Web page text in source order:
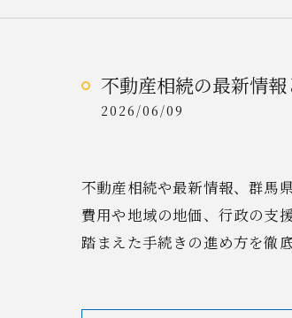
不動産相続の最新情
2026/06/09
不動産相続や最新情報、群馬
費用や地域の地価、行政の支
踏まえた手続きの進め方を徹